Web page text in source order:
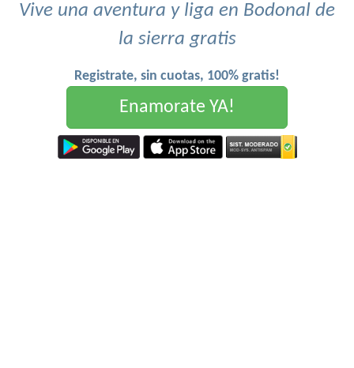
Vive una aventura y liga en Bodonal de
la sierra gratis
Registrate, sin cuotas, 100% gratis!
Enamorate YA!